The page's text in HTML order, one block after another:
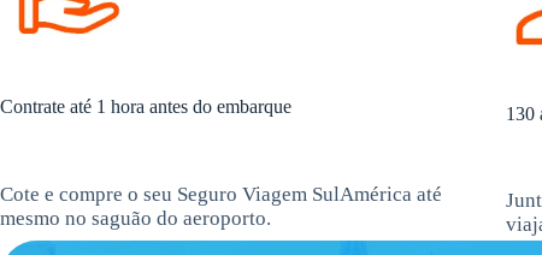
Contrate até 1 hora antes do embarque
Cote e compre o seu Seguro Viagem SulAmérica até
mesmo no saguão do aeroporto.
130